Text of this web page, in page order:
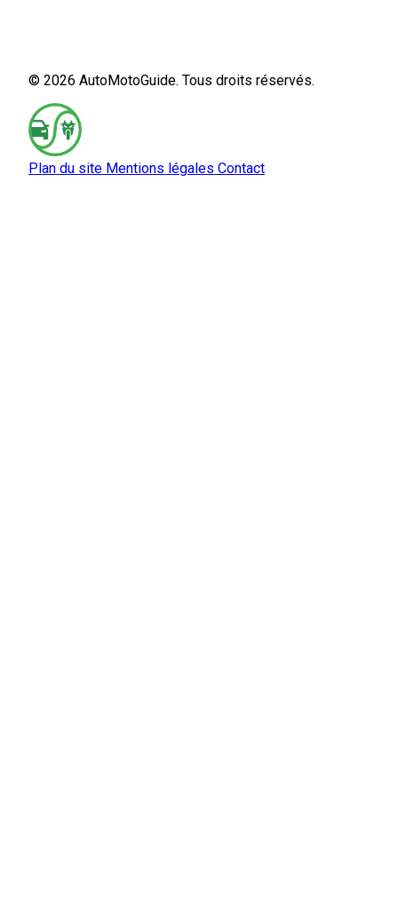
© 2026 AutoMotoGuide. Tous droits réservés.
Plan du site Mentions légales Contact